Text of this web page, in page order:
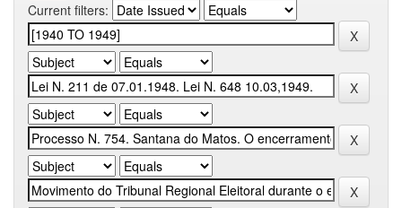
Current filters: